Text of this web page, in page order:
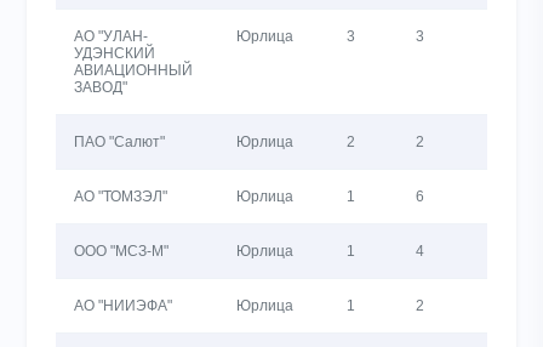
АО "УЛАН-
УДЭНСКИЙ
АВИАЦИОННЫЙ
ЗАВОД"
Юрлица 3 3
ПАО "Салют" Юрлица 2 2
АО "ТОМЗЭЛ" Юрлица 1 6
ООО "МСЗ-М" Юрлица 1 4
АО "НИИЭФА" Юрлица 1 2